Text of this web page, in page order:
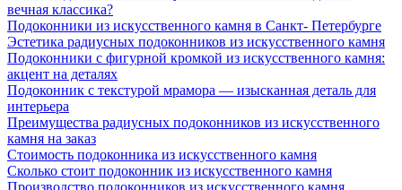
вечная классика?
Подоконники из искусственного камня в Санкт- Петербурге
Эстетика радиусных подоконников из искусственного камня
Подоконники с фигурной кромкой из искусственного камня:
акцент на деталях
Подоконник с текстурой мрамора — изысканная деталь для
интерьера
Преимущества радиусных подоконников из искусственного
камня на заказ
Стоимость подоконника из искусственного камня
Сколько стоит подоконник из искусственного камня